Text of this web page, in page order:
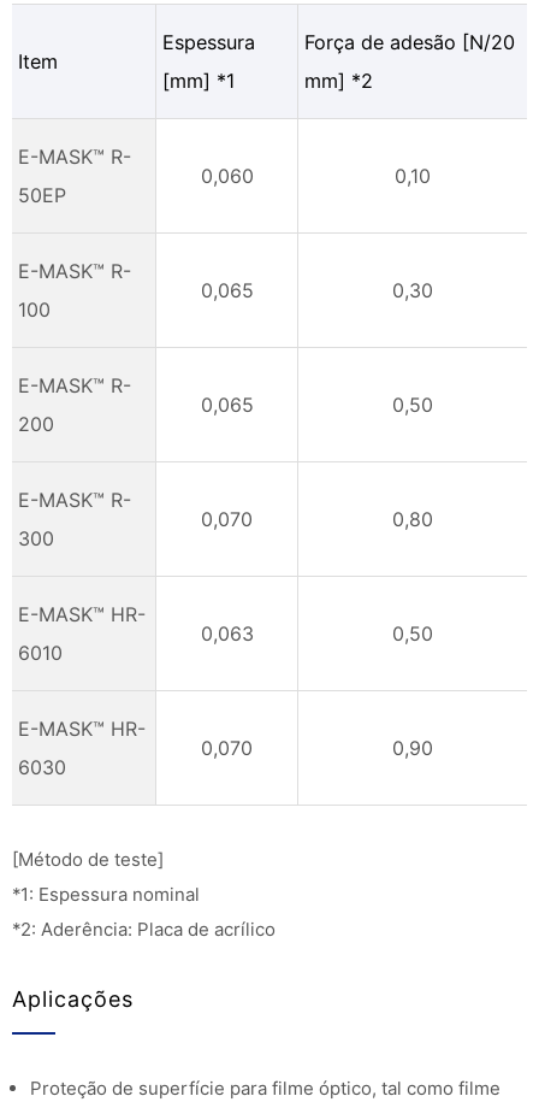
Item
Espessura
[mm] *1
Força de adesão [N/20
mm] *2
E-MASK™ R-
50EP
0,060 0,10
E-MASK™ R-
100
0,065 0,30
E-MASK™ R-
200
0,065 0,50
E-MASK™ R-
300
0,070 0,80
E-MASK™ HR-
6010
0,063 0,50
E-MASK™ HR-
6030
0,070 0,90
[Método de teste]
*1: Espessura nominal
*2: Aderência: Placa de acrílico
Aplicações
Proteção de superfície para filme óptico, tal como filme